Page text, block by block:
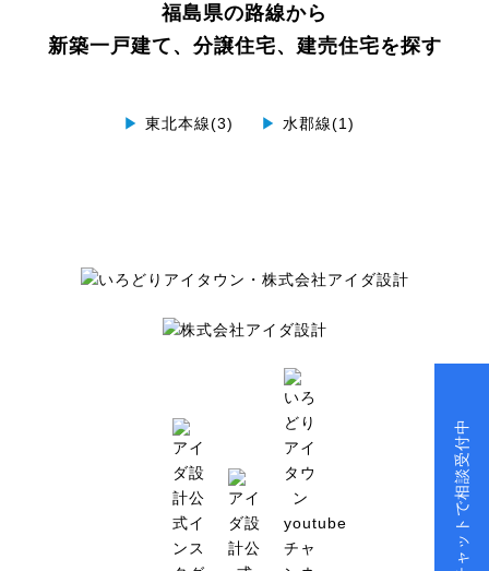
福島県の路線から
新築一戸建て、分譲住宅、建売住宅を探す
▶ 東北本線(3) ▶ 水郡線(1)
チャットで相談受付中